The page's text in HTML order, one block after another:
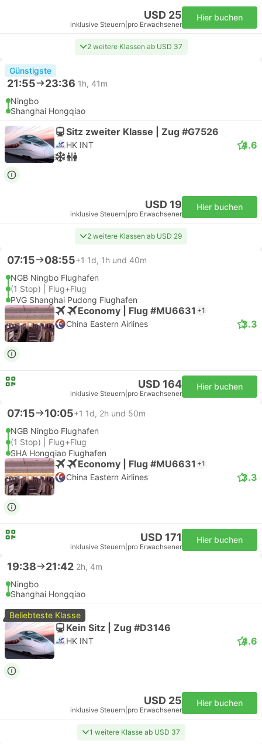
USD 25
inklusive Steuern pro Erwachsener
Hier buchen
2 weitere Klassen ab USD 37
Günstigste
21:55 23:36 1h, 41m
Ningbo
Shanghai Hongqiao
Sitz zweiter Klasse | Zug #G7526
HK INT 4.6
USD 19
inklusive Steuern pro Erwachsener
Hier buchen
2 weitere Klassen ab USD 29
07:15 08:55+1 1d, 1h und 40m
NGB Ningbo Flughafen
(1 Stop) | Flug+Flug
PVG Shanghai Pudong Flughafen
Economy | Flug #MU6631 +1
China Eastern Airlines 3.3
USD 164
inklusive Steuern pro Erwachsener
Hier buchen
07:15 10:05+1 1d, 2h und 50m
NGB Ningbo Flughafen
(1 Stop) | Flug+Flug
SHA Hongqiao Flughafen
Economy | Flug #MU6631 +1
China Eastern Airlines 3.3
USD 171
inklusive Steuern pro Erwachsener
Hier buchen
19:38 21:42 2h, 4m
Ningbo
Shanghai Hongqiao
Beliebteste Klasse
Kein Sitz | Zug #D3146
HK INT 4.6
USD 25
inklusive Steuern pro Erwachsener
Hier buchen
1 weitere Klasse ab USD 37